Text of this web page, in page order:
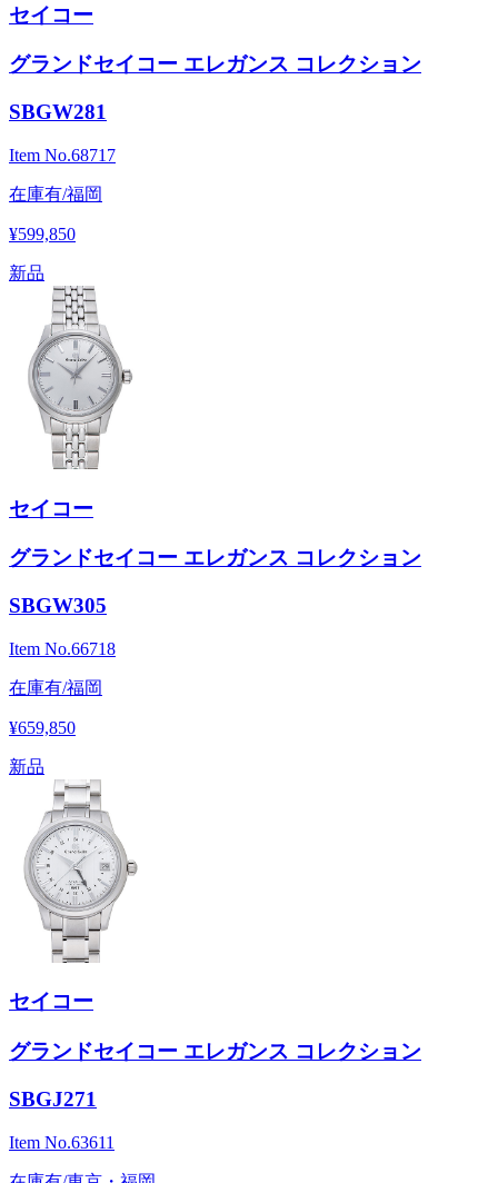
セイコー
グランドセイコー エレガンス コレクション
SBGW281
Item No.68717
在庫有/福岡
¥599,850
新品
セイコー
グランドセイコー エレガンス コレクション
SBGW305
Item No.66718
在庫有/福岡
¥659,850
新品
セイコー
グランドセイコー エレガンス コレクション
SBGJ271
Item No.63611